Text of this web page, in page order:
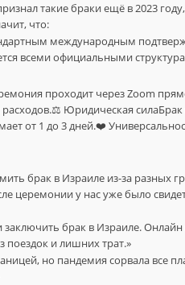
такие браки ещё в 2023
что:
международным
всеми официальными
проходит через Zoom
Юридическая силаБрак
от 1 до 3 дней.❤️
брак в Израиле из-за разных
церемонии у нас уже было
заключить брак в Израиле.
поездок и лишних трат.»
но пандемия сорвала все